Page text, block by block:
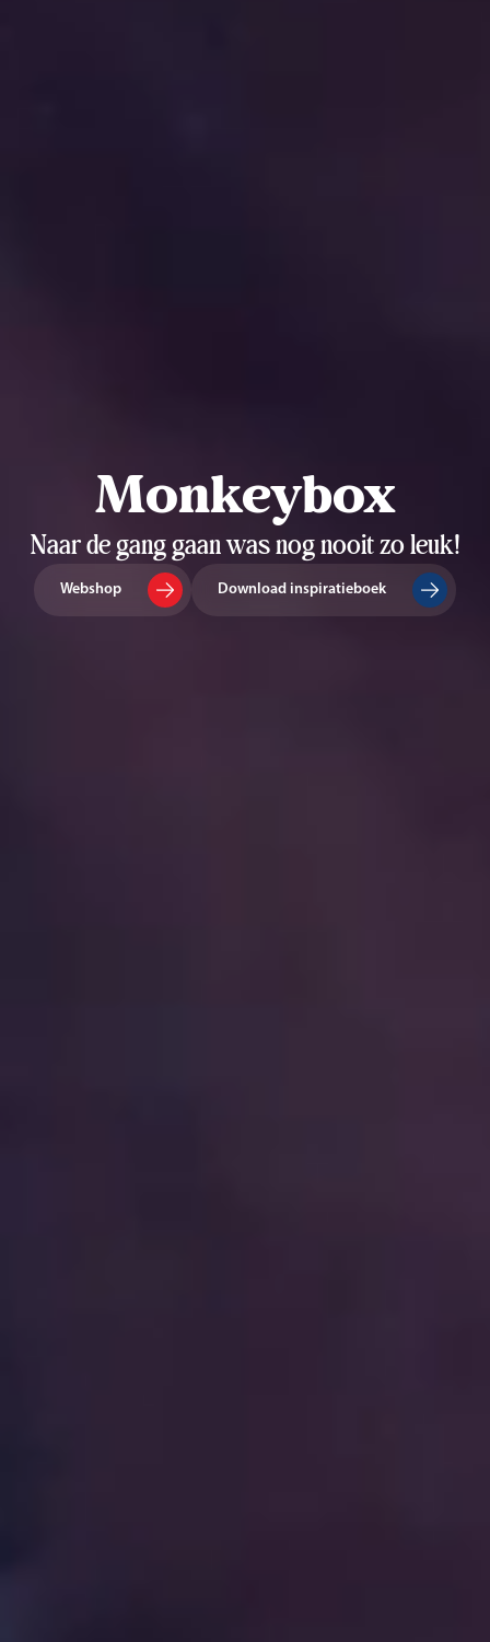
Monkeybox
Naar de gang gaan was nog nooit zo leuk!
Webshop Download inspiratieboek